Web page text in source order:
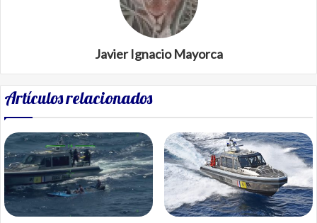
Javier Ignacio Mayorca
Artículos relacionados